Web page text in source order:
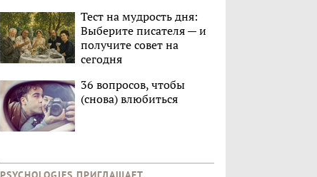
Тест на мудрость дня:
Выберите писателя — и
получите совет на
сегодня
36 вопросов, чтобы
(снова) влюбиться